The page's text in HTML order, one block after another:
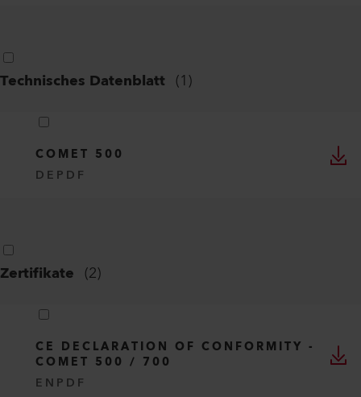
Technisches Datenblatt (1)
COMET 500
DE PDF
Zertifikate (2)
CE DECLARATION OF CONFORMITY -
COMET 500 / 700
EN PDF